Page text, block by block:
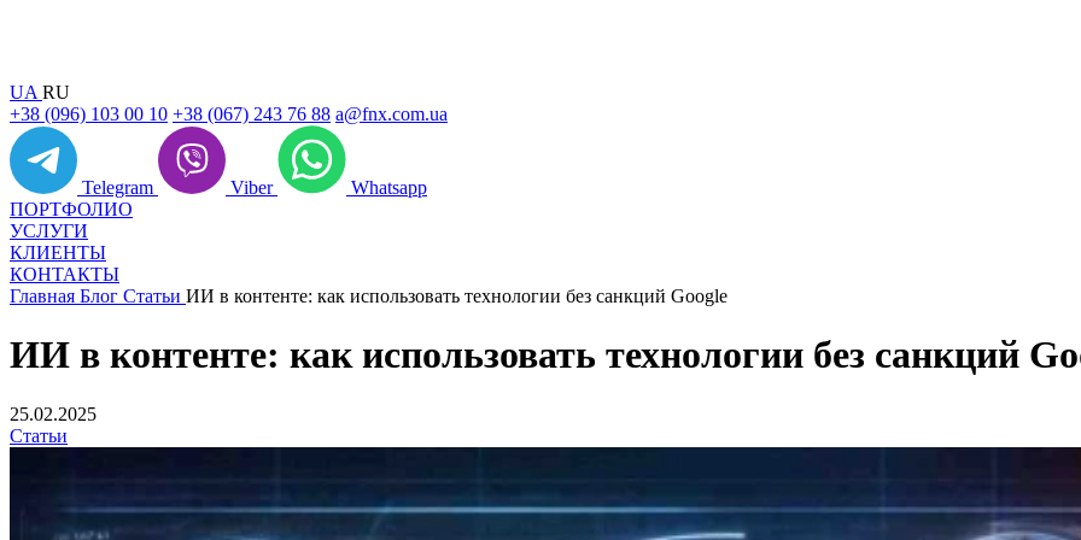
UA RU
+38 (096) 103 00 10 +38 (067) 243 76 88 a@fnx.com.ua
Telegram Viber
Whatsapp
ПОРТФОЛИО
УСЛУГИ
КЛИЕНТЫ
КОНТАКТЫ
Главная Блог Статьи ИИ в контенте: как использовать технологии без санкций Google
ИИ в контенте: как использовать технологии без санкций
25.02.2025
Статьи